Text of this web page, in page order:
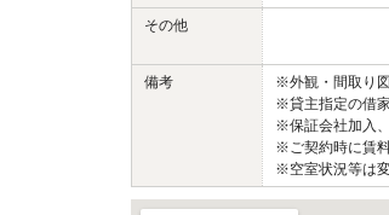
その他
備考
※外観・間取
※貸主指定の借
※保証会社加入
※ご契約時に賃
※空室状況等は